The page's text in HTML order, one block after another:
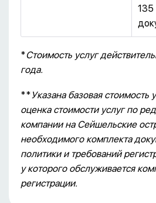
135
*Стоимость услуг
года.
**Указана базовая стоимость
оценка стоимости услуг по
компании на Сейшельские
необходимого комплекта
политики и требований
у которого обслуживается
регистрации.